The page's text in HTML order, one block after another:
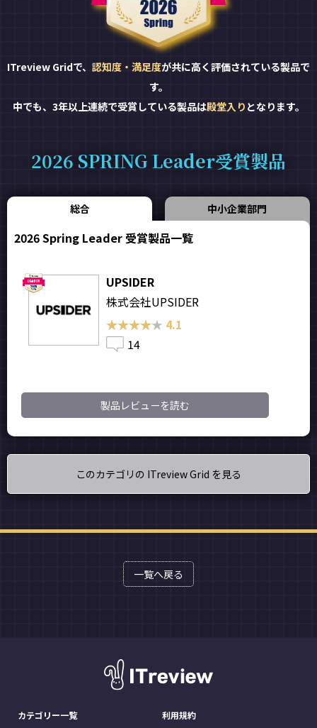
ITreview Gridで、 認知度・満足度が共に高く評価されている製品で
す。
中でも、3年以上連続で受賞している製品は殿堂入り となります。
2026 SPRING Leader受賞製品
総合 中小企業部門
2026 Spring Leader 受賞製品一覧
UPSIDER
株式会社UPSIDER
★★★★★
★★★★★ 4.1
14
製品レビューを読む
このカテゴリの ITreview Grid を見る
一覧へ戻る
カテゴリー一覧
利用規約